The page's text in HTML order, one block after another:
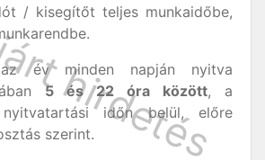
/ kisegítőt teljes munkaidőbe,
év minden napján nyitva
5 és 22 óra között, a
nyitvatartási időn belül, előre
szerint.